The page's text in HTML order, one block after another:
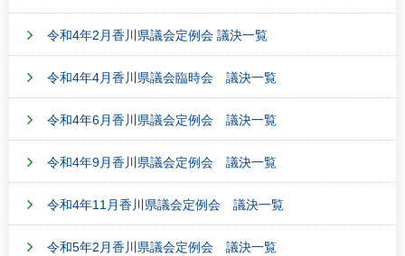
令和4年2月香川県議会定例会 議決一覧
令和4年4月香川県議会臨時会 議決一覧
令和4年6月香川県議会定例会 議決一覧
令和4年9月香川県議会定例会 議決一覧
令和4年11月香川県議会定例会 議決一覧
令和5年2月香川県議会定例会 議決一覧